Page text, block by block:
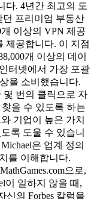
다. 4년간 최고의 도
던 프리미엄 부동산
이상의 VPN 제공
제공합니다. 이 지점
개 이상의 데이
터넷에서 가장 포괄
을 소비했습니다.
몇 번의 클릭으로 자
을 수 있도록 하는
기업이 높은 가치
록 도울 수 있습니
은 업계 정의
를 이해합니다.
으로,
이 일하지 않을 때,
신의 Forbes 칼럼을